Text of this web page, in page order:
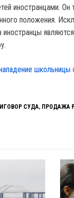
иностранцами.
положения.
иностранцы
СУДА, ПРОДАЖА